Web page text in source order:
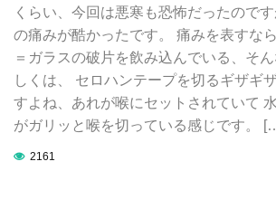
くらい、今回は悪寒も恐怖だったので
の痛みが酷かったです。 痛みを表すな
＝ガラスの破片を飲み込んでいる、そ
しくは、 セロハンテープを切るギザギ
すよね、あれが喉にセットされていて
がガリッと喉を切っている感じです。
2161